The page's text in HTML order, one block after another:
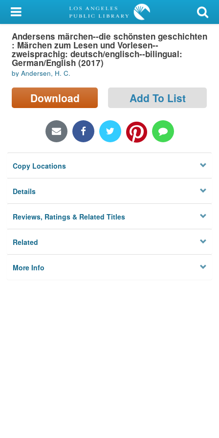
My Account
Library Card
Sign In
Search
Locations/Hours (external
Andersens märchen--die schönsten geschichten
: Märchen zum Lesen und Vorlesen--
zweisprachig: deutsch/englisch--bilingual:
German/English (2017)
by Andersen, H. C.
Download Add To List
Copy Locations
Details
Reviews, Ratings & Related Titles
Related
More Info